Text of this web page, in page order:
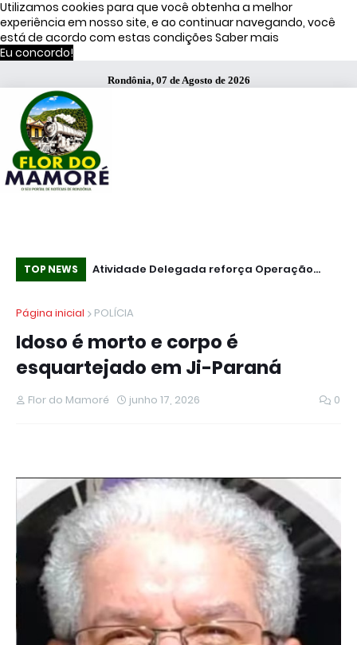
Utilizamos cookies para que você obtenha a melhor
experiência em nosso site, e ao continuar navegando, você
está de acordo com estas condições Saber mais
Eu concordo!
Rondônia, 07 de Agosto de 2026
TOP NEWS
de Moraes
Atividade Delegada reforça Operação
Página inicial
POLÍCIA
Idoso é morto e corpo é
esquartejado em Ji-Paraná
Flor do Mamoré junho 17, 2026 0